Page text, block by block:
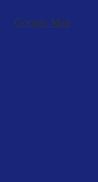
Google Map